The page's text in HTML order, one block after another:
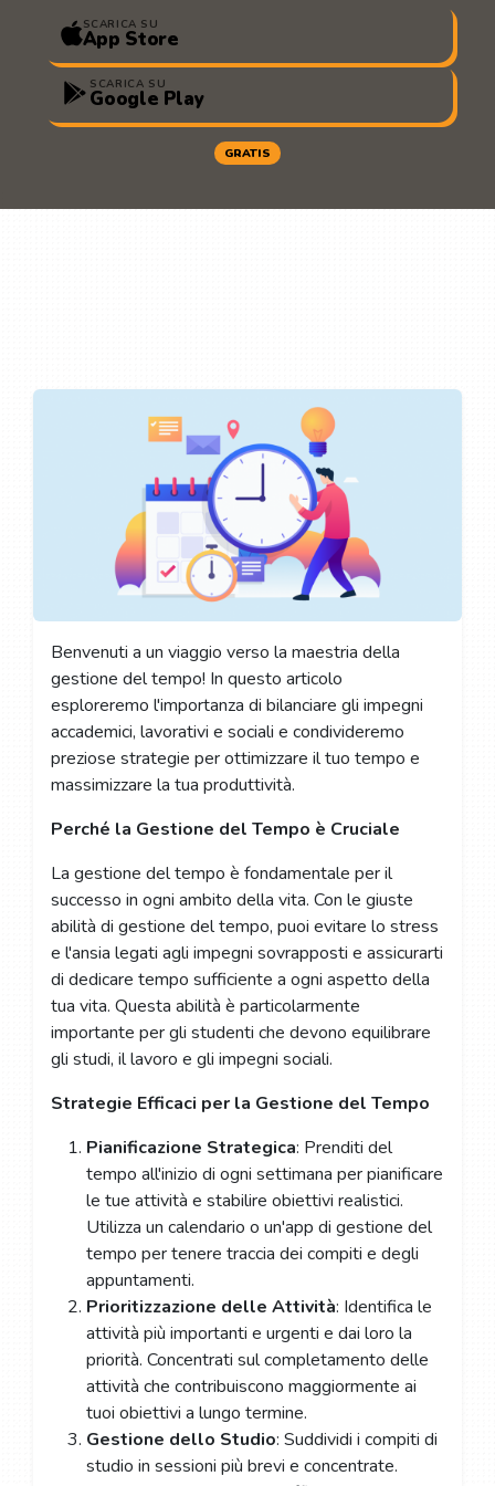
SCARICA SU
App Store
SCARICA SU
Google Play
GRATIS
Benvenuti a un viaggio verso la maestria della
gestione del tempo! In questo articolo
esploreremo l'importanza di bilanciare gli impegni
accademici, lavorativi e sociali e condivideremo
preziose strategie per ottimizzare il tuo tempo e
massimizzare la tua produttività.
Perché la Gestione del Tempo è Cruciale
La gestione del tempo è fondamentale per il
successo in ogni ambito della vita. Con le giuste
abilità di gestione del tempo, puoi evitare lo stress
e l'ansia legati agli impegni sovrapposti e assicurarti
di dedicare tempo sufficiente a ogni aspetto della
tua vita. Questa abilità è particolarmente
importante per gli studenti che devono equilibrare
gli studi, il lavoro e gli impegni sociali.
Strategie Efficaci per la Gestione del Tempo
Pianificazione Strategica: Prenditi del
tempo all'inizio di ogni settimana per pianificare
le tue attività e stabilire obiettivi realistici.
Utilizza un calendario o un'app di gestione del
tempo per tenere traccia dei compiti e degli
appuntamenti.
Prioritizzazione delle Attività: Identifica le
attività più importanti e urgenti e dai loro la
priorità. Concentrati sul completamento delle
attività che contribuiscono maggiormente ai
tuoi obiettivi a lungo termine.
Gestione dello Studio: Suddividi i compiti di
studio in sessioni più brevi e concentrate.